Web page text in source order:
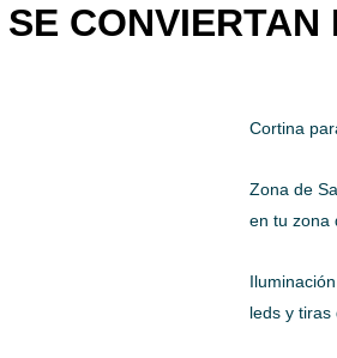
SE
Cortina
Zona de
en tu zona
leds y